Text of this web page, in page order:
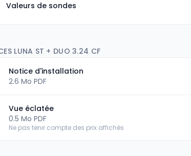
Valeurs de sondes
LUNA ST + DUO 3.24 CF
Notice d'installation
2.6 Mo PDF
Vue éclatée
0.5 Mo PDF
Ne pas tenir compte des prix affichés